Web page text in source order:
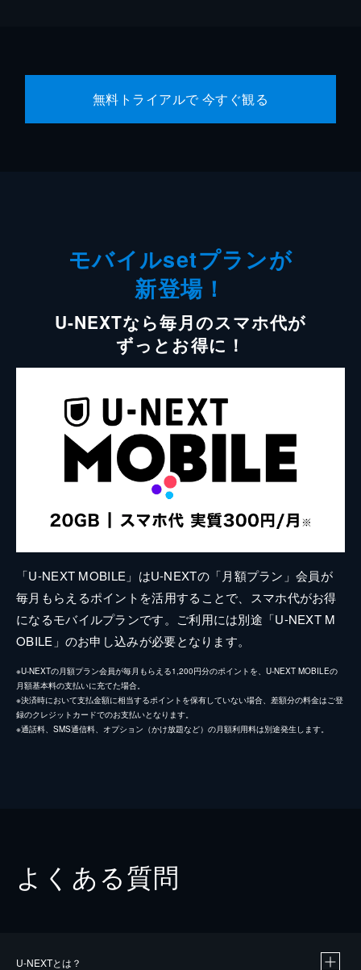
無料トライアルで 今すぐ観る
モバイルsetプランが
新登場！
U-NEXTなら毎月のスマホ代が
ずっとお得に！
「U-NEXT MOBILE」はU-NEXTの「月額プラン」会員が
毎月もらえるポイントを活用することで、スマホ代がお得
になるモバイルプランです。ご利用には別途「U-NEXT M
OBILE」のお申し込みが必要となります。
※U-NEXTの月額プラン会員が毎月もらえる1,200円分のポイントを、U-NEXT MOBILEの
月額基本料の支払いに充てた場合。
※決済時において支払金額に相当するポイントを保有していない場合、差額分の料金はご登
録のクレジットカードでのお支払いとなります。
※通話料、SMS通信料、オプション（かけ放題など）の月額利用料は別途発生します。
よくある質問
U-NEXTとは？